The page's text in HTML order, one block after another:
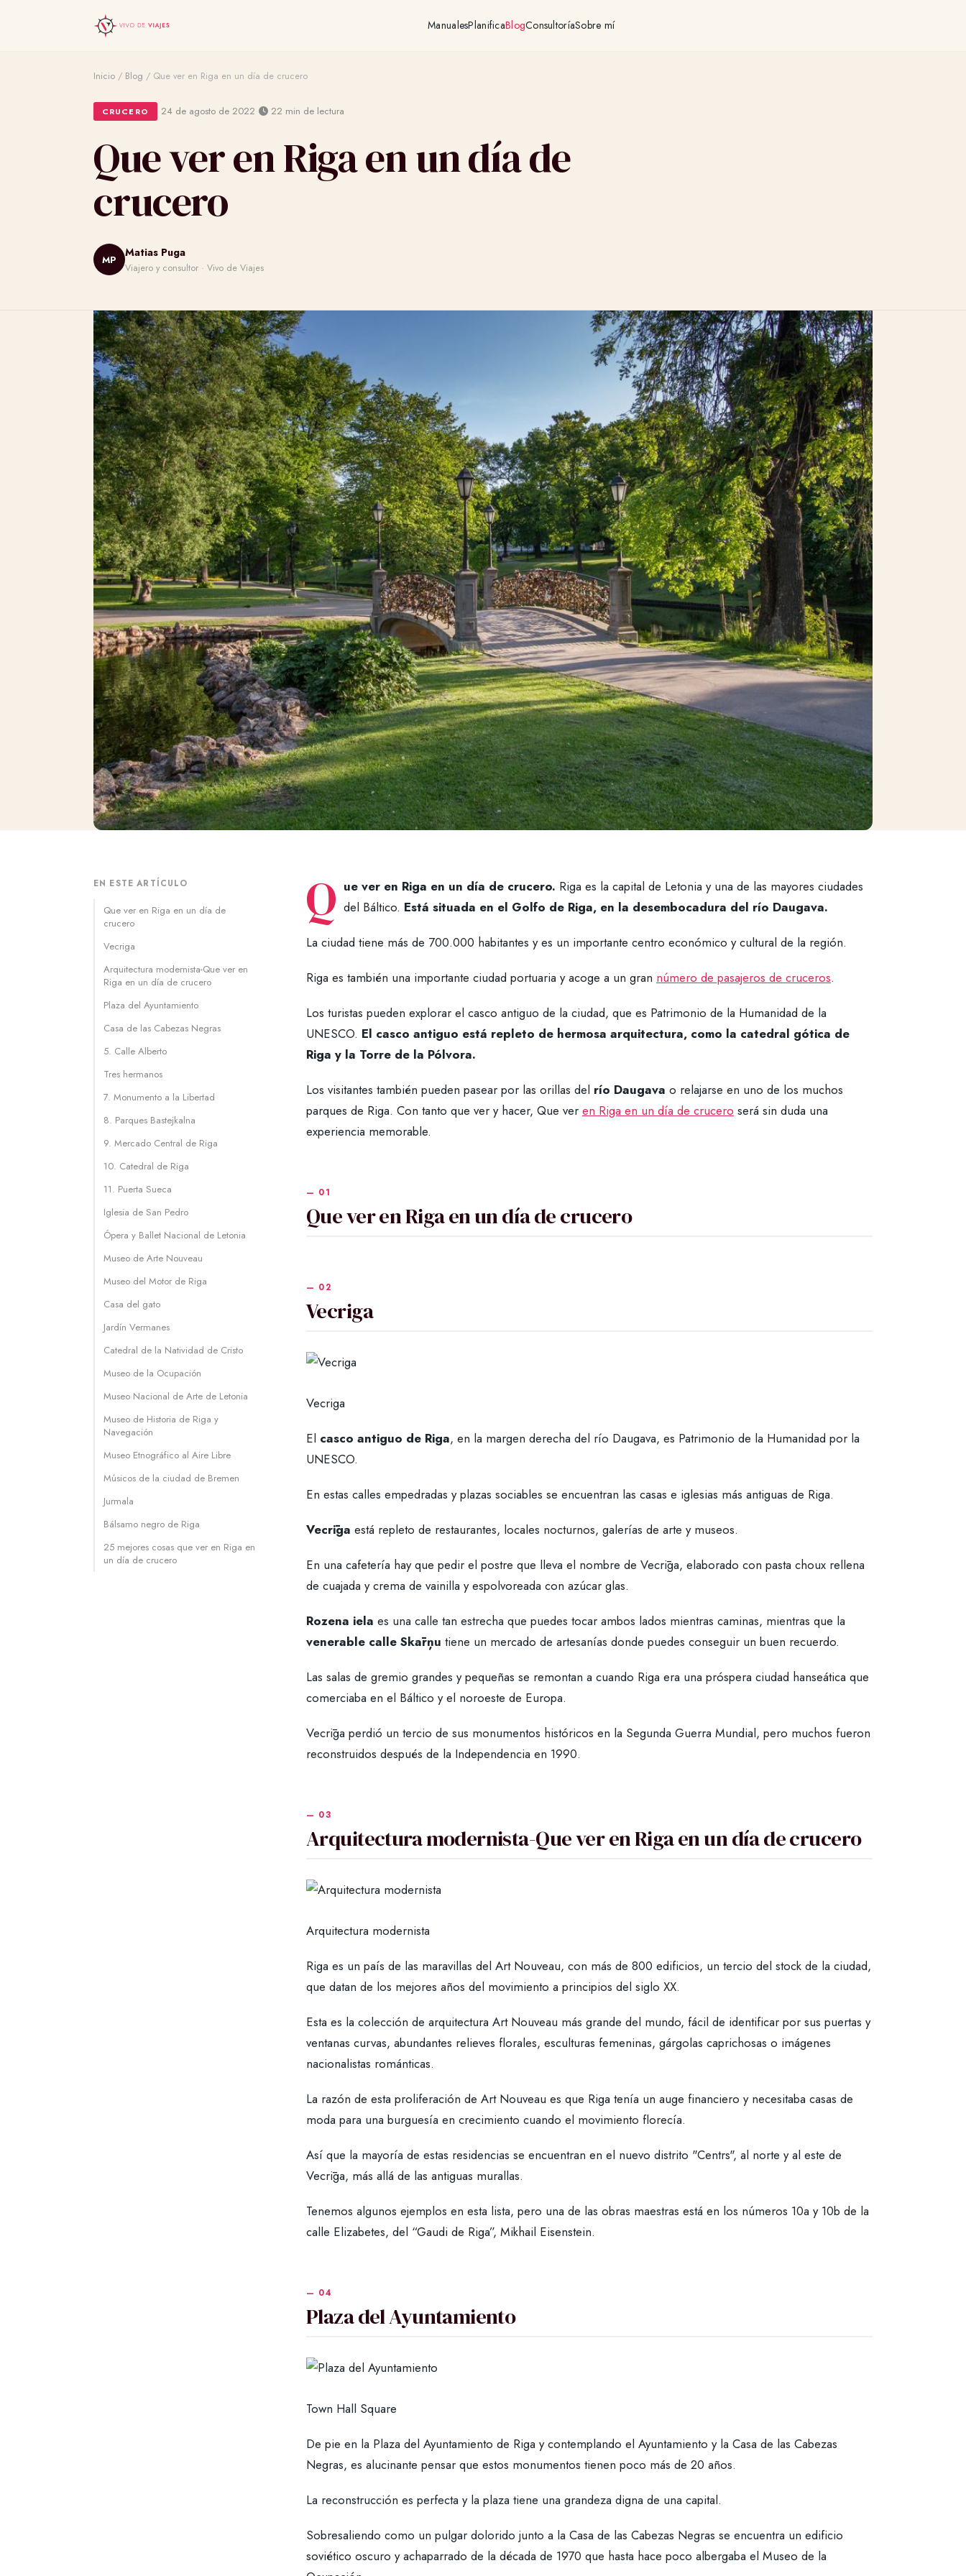
ManualesPlanificaBlogConsultoríaSobre mí
Inicio / Blog / Que ver en Riga en un día de crucero
CRUCERO ·24 de agosto de 2022· 22 min de lectura
Que ver en Riga en un día de
crucero
MP
Matias Puga
Viajero y consultor · Vivo de Viajes
EN ESTE ARTÍCULO
Que ver en Riga en un día de
crucero
Vecriga
Arquitectura modernista-Que ver en
Riga en un día de crucero
Plaza del Ayuntamiento
Casa de las Cabezas Negras
5. Calle Alberto
Tres hermanos
7. Monumento a la Libertad
8. Parques Bastejkalna
9. Mercado Central de Riga
10. Catedral de Riga
11. Puerta Sueca
Iglesia de San Pedro
Ópera y Ballet Nacional de Letonia
Museo de Arte Nouveau
Museo del Motor de Riga
Casa del gato
Jardín Vermanes
Catedral de la Natividad de Cristo
Museo de la Ocupación
Museo Nacional de Arte de Letonia
Museo de Historia de Riga y
Navegación
Museo Etnográfico al Aire Libre
Músicos de la ciudad de Bremen
Jurmala
Bálsamo negro de Riga
25 mejores cosas que ver en Riga en
un día de crucero
Q ue ver en Riga en un día de crucero. Riga es la capital de Letonia y una de las mayores ciudades
del Báltico. Está situada en el Golfo de Riga, en la desembocadura del río Daugava.
La ciudad tiene más de 700.000 habitantes y es un importante centro económico y cultural de la región.
Riga es también una importante ciudad portuaria y acoge a un gran número de pasajeros de cruceros.
Los turistas pueden explorar el casco antiguo de la ciudad, que es Patrimonio de la Humanidad de la
UNESCO. El casco antiguo está repleto de hermosa arquitectura, como la catedral gótica de
Riga y la Torre de la Pólvora.
Los visitantes también pueden pasear por las orillas del río Daugava o relajarse en uno de los muchos
parques de Riga. Con tanto que ver y hacer, Que ver en Riga en un día de crucero será sin duda una
experiencia memorable.
Que ver en Riga en un día de crucero
Vecriga
Vecriga
El casco antiguo de Riga, en la margen derecha del río Daugava, es Patrimonio de la Humanidad por la
UNESCO.
En estas calles empedradas y plazas sociables se encuentran las casas e iglesias más antiguas de Riga.
Vecrīga está repleto de restaurantes, locales nocturnos, galerías de arte y museos.
En una cafetería hay que pedir el postre que lleva el nombre de Vecrīga, elaborado con pasta choux rellena
de cuajada y crema de vainilla y espolvoreada con azúcar glas.
Rozena iela es una calle tan estrecha que puedes tocar ambos lados mientras caminas, mientras que la
venerable calle Skārņu tiene un mercado de artesanías donde puedes conseguir un buen recuerdo.
Las salas de gremio grandes y pequeñas se remontan a cuando Riga era una próspera ciudad hanseática que
comerciaba en el Báltico y el noroeste de Europa.
Vecrīga perdió un tercio de sus monumentos históricos en la Segunda Guerra Mundial, pero muchos fueron
reconstruidos después de la Independencia en 1990.
Arquitectura modernista-Que ver en Riga en un día de crucero
Arquitectura modernista
Riga es un país de las maravillas del Art Nouveau, con más de 800 edificios, un tercio del stock de la ciudad,
que datan de los mejores años del movimiento a principios del siglo XX.
Esta es la colección de arquitectura Art Nouveau más grande del mundo, fácil de identificar por sus puertas y
ventanas curvas, abundantes relieves florales, esculturas femeninas, gárgolas caprichosas o imágenes
nacionalistas románticas.
La razón de esta proliferación de Art Nouveau es que Riga tenía un auge financiero y necesitaba casas de
moda para una burguesía en crecimiento cuando el movimiento florecía.
Así que la mayoría de estas residencias se encuentran en el nuevo distrito "Centrs", al norte y al este de
Vecrīga, más allá de las antiguas murallas.
Tenemos algunos ejemplos en esta lista, pero una de las obras maestras está en los números 10a y 10b de la
calle Elizabetes, del “Gaudi de Riga”, Mikhail Eisenstein.
Plaza del Ayuntamiento
Town Hall Square
De pie en la Plaza del Ayuntamiento de Riga y contemplando el Ayuntamiento y la Casa de las Cabezas
Negras, es alucinante pensar que estos monumentos tienen poco más de 20 años.
La reconstrucción es perfecta y la plaza tiene una grandeza digna de una capital.
Sobresaliendo como un pulgar dolorido junto a la Casa de las Cabezas Negras se encuentra un edificio
soviético oscuro y achaparrado de la década de 1970 que hasta hace poco albergaba el Museo de la